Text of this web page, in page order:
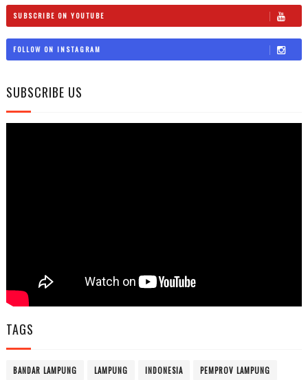
SUBSCRIBE ON YOUTUBE
FOLLOW ON INSTAGRAM
SUBSCRIBE US
TAGS
BANDAR LAMPUNG LAMPUNG INDONESIA PEMPROV LAMPUNG